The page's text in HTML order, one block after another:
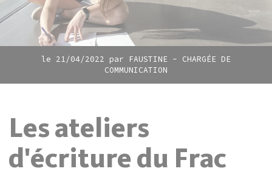
le 21/04/2022 par
FAUSTINE - CHARGÉE DE
COMMUNICATION
Les ateliers
d'écriture du Frac